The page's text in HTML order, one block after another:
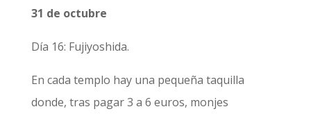
31 de octubre
Día 16: Fujiyoshida.
En cada templo hay una pequeña taquilla
donde, tras pagar 3 a 6 euros, monjes